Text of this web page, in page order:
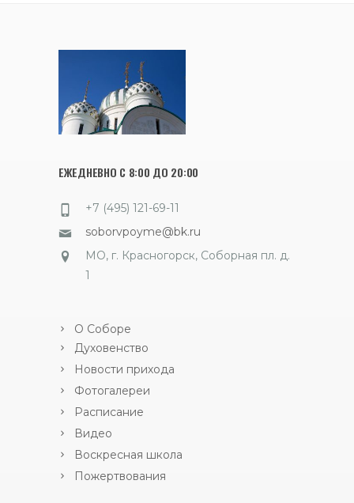
ЕЖЕДНЕВНО С 8:00 ДО 20:00
+7 (495) 121-69-11
soborvpoyme@bk.ru
МО, г. Красногорск, Соборная пл. д.
1
О Соборе
Духовенство
Новости прихода
Фотогалереи
Расписание
Видео
Воскресная школа
Пожертвования